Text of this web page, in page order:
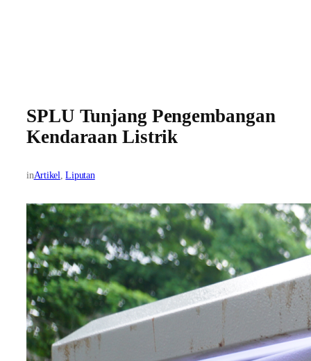
SPLU Tunjang Pengembangan
Kendaraan Listrik
inArtikel, Liputan